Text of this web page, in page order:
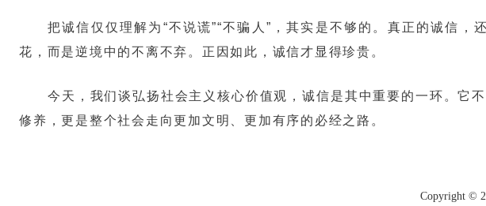
把诚信仅仅理解为“不说谎”“不骗人”，其实是不够的。真正的诚信
花，而是逆境中的不离不弃。正因如此，诚信才显得珍贵。
今天，我们谈弘扬社会主义核心价值观，诚信是其中重要的一环。它
修养，更是整个社会走向更加文明、更加有序的必经之路。
Copyright ©